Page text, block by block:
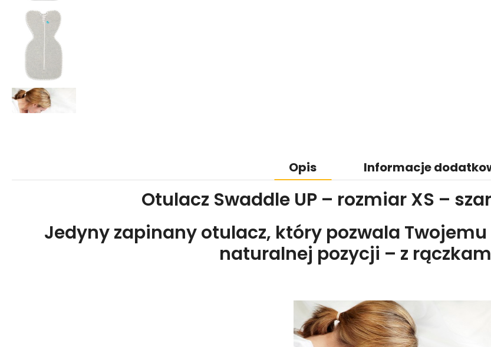
Opis Informacje
Otulacz Swaddle UP – rozmiar XS –
Jedyny zapinany otulacz, który pozwala
naturalnej pozycji – z